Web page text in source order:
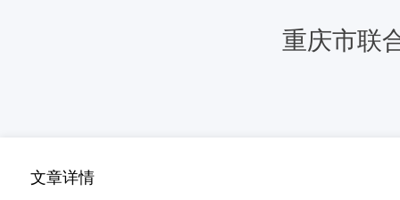
重庆市联
文章详情